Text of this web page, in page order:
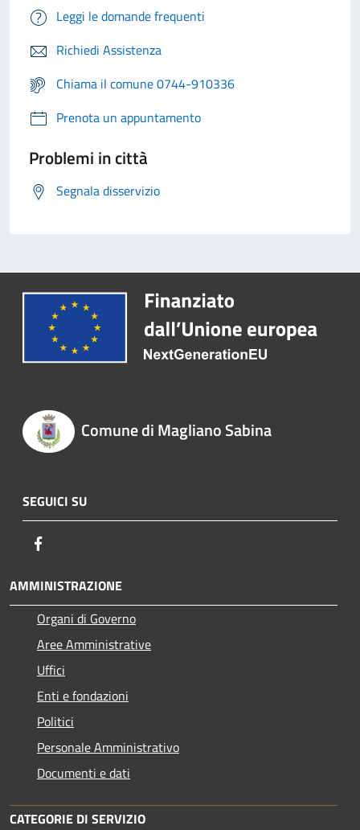
Leggi le domande frequenti
Richiedi Assistenza
Chiama il comune 0744-910336
Prenota un appuntamento
Problemi in città
Segnala disservizio
Comune di Magliano Sabina
SEGUICI SU
AMMINISTRAZIONE
Organi di Governo
Aree Amministrative
Uffici
Enti e fondazioni
Politici
Personale Amministrativo
Documenti e dati
CATEGORIE DI SERVIZIO